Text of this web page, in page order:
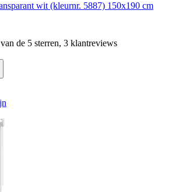
wit (kleurnr. 5887) 150x190 cm
de 5 sterren, 3 klantreviews